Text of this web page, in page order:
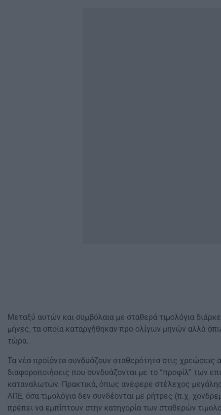
Μεταξύ αυτών και συμβόλαια με σταθερά τιμολόγια
μήνες, τα οποία καταργήθηκαν προ ολίγων μηνών αλλά
τώρα.
Τα νέα προϊόντα συνδυάζουν σταθερότητα στις χρεώσεις
διαφοροποιήσεις που συνδυάζονται με το “προφίλ” των
καταναλωτών. Πρακτικά, όπως ανέφερε στέλεχος
ΑΠΕ, όσα τιμολόγια δεν συνδέονται με ρήτρες (π.χ.
πρέπει να εμπίπτουν στην κατηγορία των σταθερών